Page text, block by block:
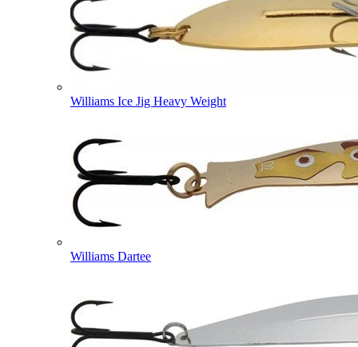
Williams Ice Jig Heavy Weight
Williams Dartee